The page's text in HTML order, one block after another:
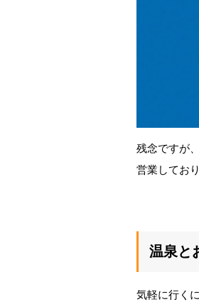
残念ですが
営業してお
温泉と
気軽に行く